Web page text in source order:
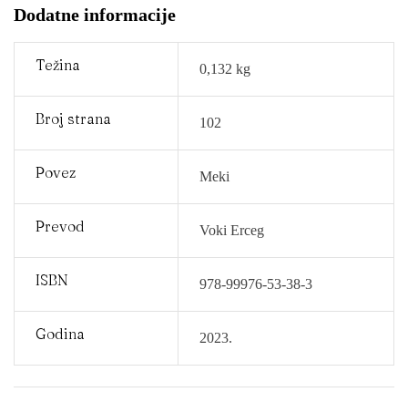
Dodatne informacije
Težina 0,132 kg
Broj strana 102
Povez Meki
Prevod Voki Erceg
ISBN 978-99976-53-38-3
Godina 2023.